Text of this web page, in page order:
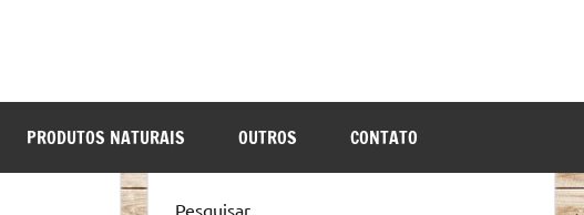
PRODUTOS NATURAIS OUTROS CONTATO
Pesquisar